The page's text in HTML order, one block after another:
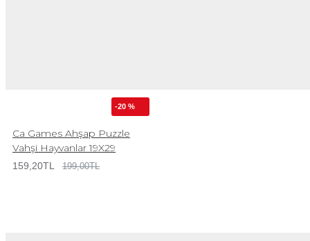
-20 %
Ca Games Ahşap Puzzle
Vahşi Hayvanlar 19X29
159,20TL 199,00TL